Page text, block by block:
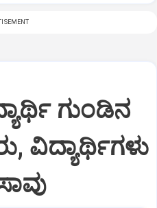
ಗುಂಡಿನ
ವಿದ್ಯಾರ್ಥಿಗಳು